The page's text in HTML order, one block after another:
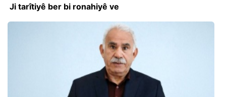
Ji tarîtiyê ber bi ronahiyê ve